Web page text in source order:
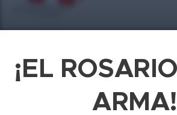
¡EL
ARMA!